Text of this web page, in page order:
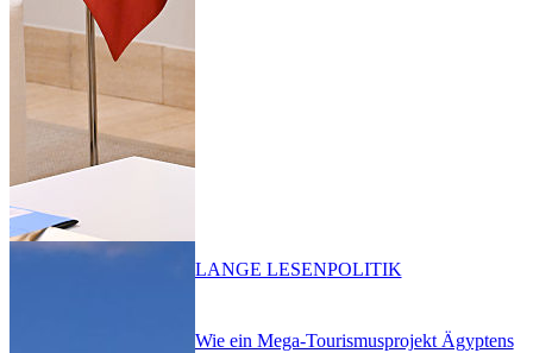
Wie ein Mega-Tourismusprojekt Ägyptens
LANGE LESENPOLITIK